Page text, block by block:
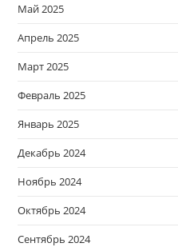
Май 2025
Апрель 2025
Март 2025
Февраль 2025
Январь 2025
Декабрь 2024
Ноябрь 2024
Октябрь 2024
Сентябрь 2024